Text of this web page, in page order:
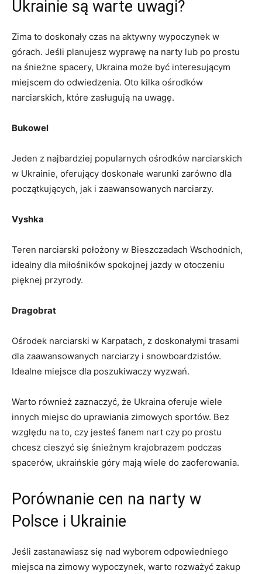
Ukrainie są warte uwagi?
Zima to doskonały czas na⁣ aktywny wypoczynek w
górach. Jeśli planujesz wyprawę na narty​ lub po prostu
‍na śnieżne spacery, Ukraina ​może być interesującym
miejscem do odwiedzenia. Oto kilka ośrodków
narciarskich, które zasługują na uwagę.
Bukowel
Jeden z najbardziej popularnych ośrodków narciarskich
w Ukrainie, oferujący doskonałe warunki zarówno dla
początkujących, jak i⁣ zaawansowanych⁤ narciarzy.
Vyshka
Teren narciarski położony w Bieszczadach Wschodnich,
idealny dla ‌miłośników‌ spokojnej ‍jazdy w otoczeniu
pięknej przyrody.
Dragobrat
Ośrodek narciarski w Karpatach, z‍ doskonałymi trasami
dla zaawansowanych ‍narciarzy⁢ i snowboardzistów.
Idealne ⁤miejsce dla poszukiwaczy wyzwań.
Warto również zaznaczyć,‌ że ⁤Ukraina oferuje wiele
innych miejsc do uprawiania zimowych sportów. Bez
względu na to, czy jesteś fanem nart czy po prostu
chcesz cieszyć‍ się śnieżnym krajobrazem podczas
⁤spacerów, ukraińskie góry mają wiele do‍ zaoferowania.
Porównanie cen na narty w
Polsce ⁤i ⁣Ukrainie
Jeśli zastanawiasz się nad wyborem odpowiedniego
miejsca na zimowy wypoczynek, warto rozważyć zakup